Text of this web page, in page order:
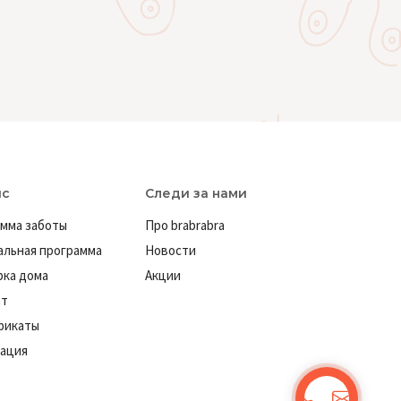
заботы
программа
дома
Следи за нами
Про brabrabra
Новости
Акции